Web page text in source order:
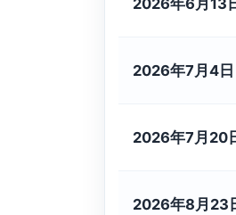
2026年6月13
2026年7月4日
2026年7月20
2026年8月23